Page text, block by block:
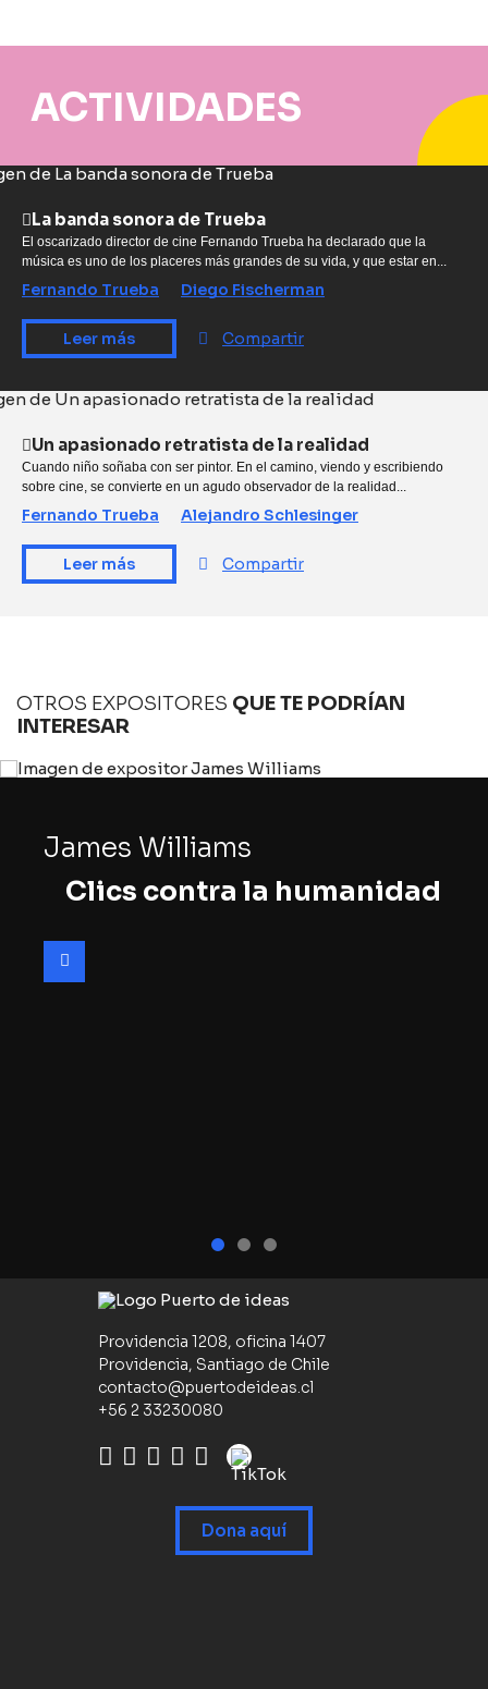
ACTIVIDADES
La banda sonora de Trueba
El oscarizado director de cine Fernando Trueba ha declarado que la
música es uno de los placeres más grandes de su vida, y que estar en...
Fernando Trueba Diego Fischerman
Leer más Compartir
Un apasionado retratista de la realidad
Cuando niño soñaba con ser pintor. En el camino, viendo y escribiendo
sobre cine, se convierte en un agudo observador de la realidad...
Fernando Trueba Alejandro Schlesinger
Leer más Compartir
OTROS EXPOSITORES QUE TE PODRÍAN
INTERESAR
James Williams
Clics contra la humanidad
Providencia 1208, oficina 1407
Providencia, Santiago de Chile
contacto@puertodeideas.cl
+56 2 33230080
Dona aquí